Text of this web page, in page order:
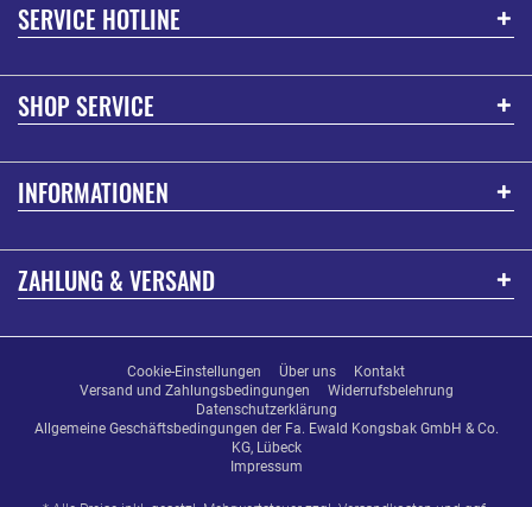
SERVICE HOTLINE
SHOP SERVICE
INFORMATIONEN
ZAHLUNG & VERSAND
Cookie-Einstellungen Über uns
Kontakt
Versand und Zahlungsbedingungen
Widerrufsbelehrung
Datenschutzerklärung
Allgemeine Geschäftsbedingungen der Fa. Ewald Kongsbak GmbH & Co.
KG, Lübeck
Impressum